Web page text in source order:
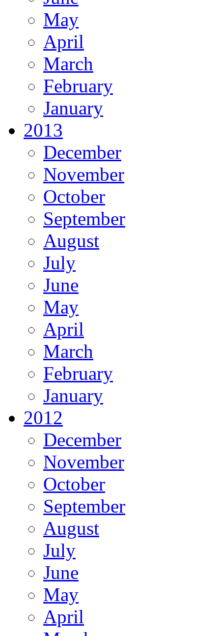
May
April
March
February
January
2013
December
November
October
September
August
July
June
May
April
March
February
January
2012
December
November
October
September
August
July
June
May
April